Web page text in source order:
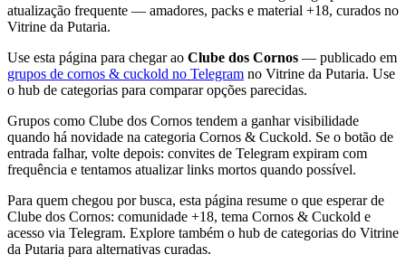
atualização frequente — amadores, packs e material +18, curados no
Vitrine da Putaria.
Use esta página para chegar ao Clube dos Cornos — publicado em
grupos de cornos & cuckold no Telegram no Vitrine da Putaria. Use
o hub de categorias para comparar opções parecidas.
Grupos como Clube dos Cornos tendem a ganhar visibilidade
quando há novidade na categoria Cornos & Cuckold. Se o botão de
entrada falhar, volte depois: convites de Telegram expiram com
frequência e tentamos atualizar links mortos quando possível.
Para quem chegou por busca, esta página resume o que esperar de
Clube dos Cornos: comunidade +18, tema Cornos & Cuckold e
acesso via Telegram. Explore também o hub de categorias do Vitrine
da Putaria para alternativas curadas.